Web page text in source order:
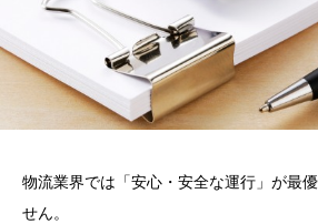
物流業界では「安心・安全な運行」が最
せん。